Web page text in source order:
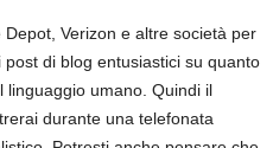
Verizon e altre società per
di blog entusiastici su quanto
linguaggio umano. Quindi il
durante una telefonata